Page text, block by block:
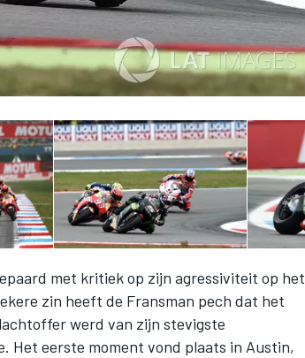
met kritiek op zijn agressiviteit op het
zin heeft de Fransman pech dat het
werd van zijn stevigste
Het eerste moment vond plaats in Austin,